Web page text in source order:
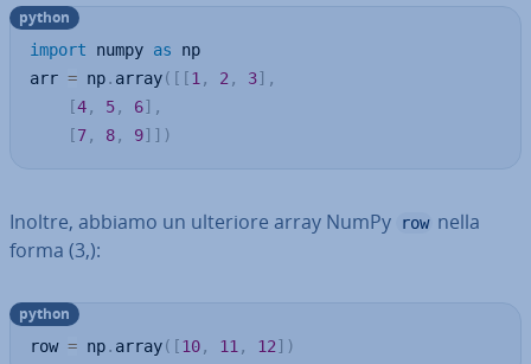
import numpy as np
arr = np. array( [ [1 , 2 , 3] ,
[4, 5, 6] ,
[7, 8, 9] ] )
python
Inoltre, abbiamo un ulteriore array NumPy row nella
forma (3,):
row = np. array( [10, 11 , 12] )
python